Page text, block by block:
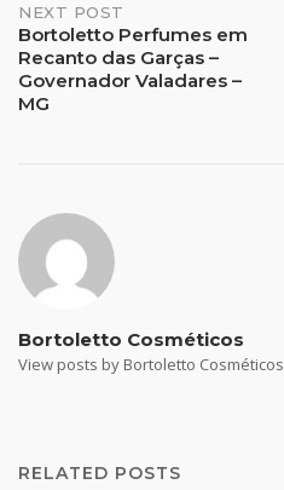
NEXT POST
Bortoletto Perfumes em
Recanto das Garças –
Governador Valadares –
MG
Bortoletto Cosméticos
View posts by Bortoletto Cosméticos
RELATED POSTS